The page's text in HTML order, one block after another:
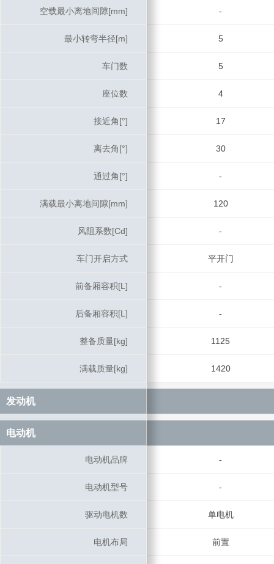
空载最小离地间隙[mm] -
最小转弯半径[m] 5
车门数 5
座位数 4
接近角[°] 17
离去角[°] 30
通过角[°] -
满载最小离地间隙[mm] 120
风阻系数[Cd] -
车门开启方式 平开门
前备厢容积[L] -
后备厢容积[L] -
整备质量[kg] 1125
满载质量[kg] 1420
发动机
电动机
电动机品牌 -
电动机型号 -
驱动电机数 单电机
电机布局 前置
空载最小离地间隙[mm]
最小转弯半径[m]
车门数
座位数
接近角[°]
离去角[°]
通过角[°]
满载最小离地间隙[mm]
风阻系数[Cd]
车门开启方式
前备厢容积[L]
后备厢容积[L]
整备质量[kg]
满载质量[kg]
发动机
电动机
电动机品牌
电动机型号
驱动电机数
电机布局